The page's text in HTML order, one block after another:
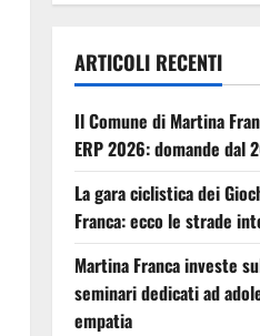
ARTICOLI RECENTI
Il Comune di Martina
ERP 2026: domande dal
La gara ciclistica dei
Franca: ecco le strade
Martina Franca investe
seminari dedicati ad
empatia